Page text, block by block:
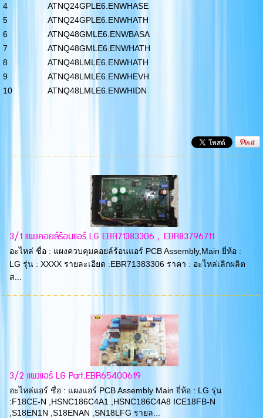
4
ATNQ24GPLE6.ENWHASE
5
ATNQ24GPLE6.ENWHATH
6
ATNQ48GMLE6.ENWBASA
7
ATNQ48GMLE6.ENWHATH
8
ATNQ48LMLE6.ENWHATH
9
ATNQ48LMLE6.ENWHEVH
10
ATNQ48LMLE6.ENWHIDN
3/1 แผงคอยล์ร้อนแอร์ LG EBR71383306 , EBR83796711
อะไหล่ ชื่อ : แผงควบคุมคอยล์ร้อนแอร์ PCB Assembly,Main ยี่ห้อ :
LG รุ่น : XXXX รายละเอียด :EBR71383306 ราคา : อะไหล่เลิกผลิต
ส...
3/2 แผงแอร์ LG Part.EBR65400619
อะไหล่แอร์ ชื่อ : แผงแอร์ PCB Assembly Main ยี่ห้อ : LG รุ่น
:F18CE-N ,HSNC186C4A1 ,HSNC186C4A8 ICE18FB-N
,S18EN1N ,S18ENAN ,SN18LFG รายล...